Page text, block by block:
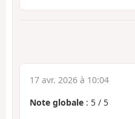
17 avr. 2026 à 10:04
Note globale : 5 / 5